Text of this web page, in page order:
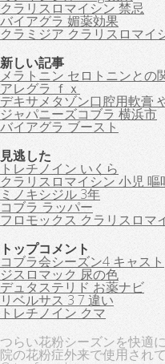
クラリスロマイシン 禁忌
バイアグラ 媚薬効果
クラミジア クラリスロマイ
新しい記事
メラトニン セロトニンとの
アレグラ ｆｘ
デキサメタゾン口腔用軟膏
ジャパニーズコブラ 横浜市
バイアグラ ブースト
見逃した
トレチノイン いくら
クラリスロマイシン 小児 嘔
ミノキシジル 3年
コブラ ラッパー
フロモックス クラリスロマ
トップコメント
コブラ会シーズン4 キャスト
ジスロマック 尿の色
デュタステリド お薬ナビ
リベルサス 3 7 違い
トレチノイン クマ
つらい花粉シーズンを快適
院の花粉症外来で使用され